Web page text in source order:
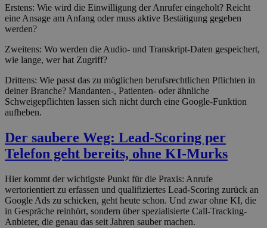
Erstens: Wie wird die Einwilligung der Anrufer eingeholt? Reicht
eine Ansage am Anfang oder muss aktive Bestätigung gegeben
werden?
Zweitens: Wo werden die Audio- und Transkript-Daten gespeichert,
wie lange, wer hat Zugriff?
Drittens: Wie passt das zu möglichen berufsrechtlichen Pflichten in
deiner Branche? Mandanten-, Patienten- oder ähnliche
Schweigepflichten lassen sich nicht durch eine Google-Funktion
aufheben.
Der saubere Weg: Lead-Scoring per
Telefon geht bereits, ohne KI-Murks
Hier kommt der wichtigste Punkt für die Praxis: Anrufe
wertorientiert zu erfassen und qualifiziertes Lead-Scoring zurück an
Google Ads zu schicken, geht heute schon. Und zwar ohne KI, die
in Gespräche reinhört, sondern über spezialisierte Call-Tracking-
Anbieter, die genau das seit Jahren sauber machen.